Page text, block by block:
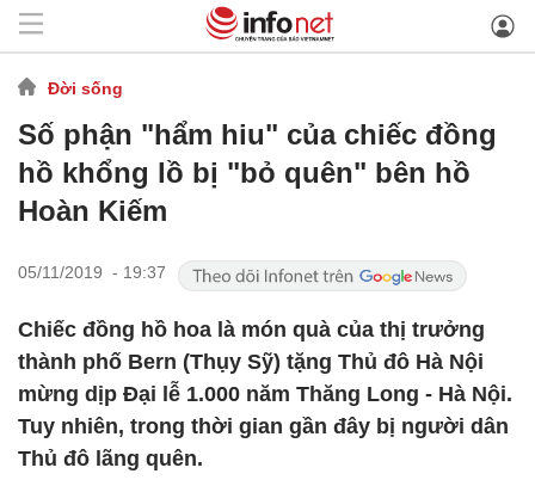
Đời sống
Số phận "hẩm hiu" của chiếc đồng
hồ khổng lồ bị "bỏ quên" bên hồ
Hoàn Kiếm
05/11/2019 - 19:37
Chiếc đồng hồ hoa là món quà của thị trưởng
thành phố Bern (Thụy Sỹ) tặng Thủ đô Hà Nội
mừng dịp Đại lễ 1.000 năm Thăng Long - Hà Nội.
Tuy nhiên, trong thời gian gần đây bị người dân
Thủ đô lãng quên.